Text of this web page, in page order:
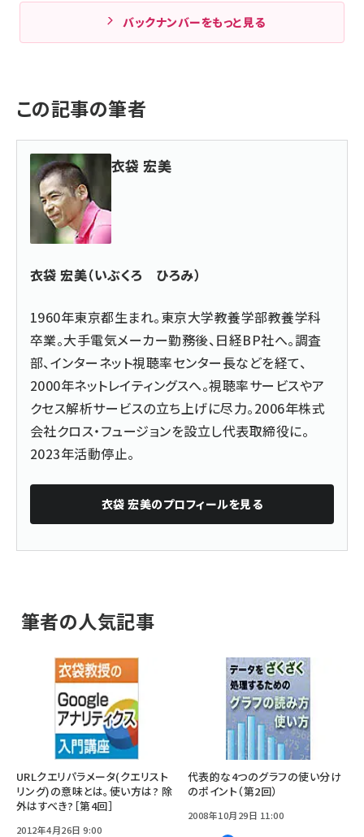
バックナンバーをもっと見る
この記事の筆者
衣袋 宏美
衣袋 宏美（いぶくろ ひろみ）
1960年東京都生まれ。東京大学教養学部教養学科
卒業。大手電気メーカー勤務後、日経BP社へ。調査
部、インターネット視聴率センター長などを経て、
2000年ネットレイティングスへ。視聴率サービスやア
クセス解析サービスの立ち上げに尽力。2006年株式
会社クロス・フュージョンを設立し代表取締役に。
2023年活動停止。
衣袋 宏美のプロフィールを見る
筆者の人気記事
URLクエリパラメータ(クエリスト
リング)の意味とは。使い方は? 除
外はすべき?［第4回］
2012年4月26日 9:00
代表的な4つのグラフの使い分け
のポイント（第2回）
2008年10月29日 11:00